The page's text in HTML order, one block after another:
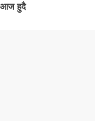
आज हुदै